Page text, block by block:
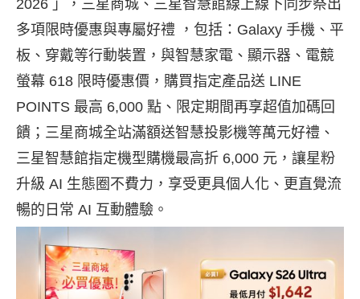
2026 」，三星商城、三星智慧館線上線下同步祭出
多項限時優惠與專屬好禮 ，包括：Galaxy 手機、平
板、穿戴等行動裝置，與智慧家電、顯示器、電競
螢幕 618 限時優惠價，購買指定產品送 LINE
POINTS 最高 6,000 點、限定期間再享超值加碼回
饋；三星商城全站滿額送智慧投影機等萬元好禮、
三星智慧館指定機型購機最高折 6,000 元，讓星粉
升級 AI 生態圈不費力，享受更具個人化、更直覺流
暢的日常 AI 互動體驗。